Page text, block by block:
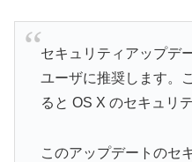
セキュリティアップデ
ユーザに推奨します。
ると OS X のセキュリ
このアップデートのセ